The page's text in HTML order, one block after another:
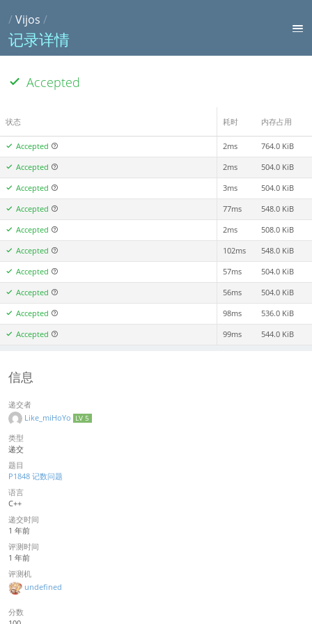
/Vijos /
记录详情
Accepted
状态 耗时 内存占用
Accepted 2ms 764.0 KiB
Accepted 2ms 504.0 KiB
Accepted 3ms 504.0 KiB
Accepted 77ms 548.0 KiB
Accepted 2ms 508.0 KiB
Accepted 102ms 548.0 KiB
Accepted 57ms 504.0 KiB
Accepted 56ms 504.0 KiB
Accepted 98ms 536.0 KiB
Accepted 99ms 544.0 KiB
信息
递交者
Like_miHoYo LV 5
类型
递交
题目
P1848 记数问题
语言
C++
递交时间
1 年前
评测时间
1 年前
评测机
undefined
分数